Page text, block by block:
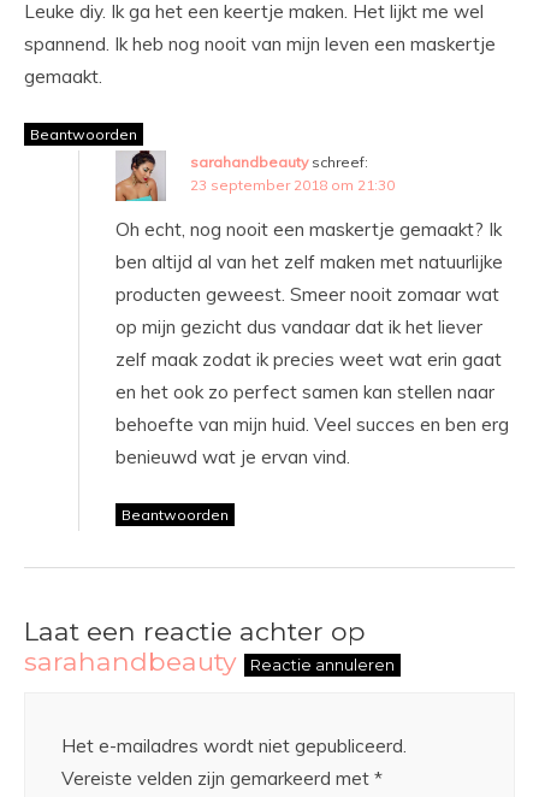
Leuke diy. Ik ga het een keertje maken. Het lijkt me wel
spannend. Ik heb nog nooit van mijn leven een maskertje
gemaakt.
Beantwoorden
sarahandbeauty schreef:
23 september 2018 om 21:30
Oh echt, nog nooit een maskertje gemaakt? Ik
ben altijd al van het zelf maken met natuurlijke
producten geweest. Smeer nooit zomaar wat
op mijn gezicht dus vandaar dat ik het liever
zelf maak zodat ik precies weet wat erin gaat
en het ook zo perfect samen kan stellen naar
behoefte van mijn huid. Veel succes en ben erg
benieuwd wat je ervan vind.
Beantwoorden
Laat een reactie achter op
sarahandbeauty
Reactie annuleren
Het e-mailadres wordt niet gepubliceerd.
Vereiste velden zijn gemarkeerd met *